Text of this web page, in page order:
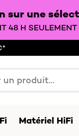
sur une
48 H SEULEMENT
Matériel HiFi